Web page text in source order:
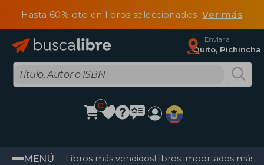
Hasta 60% dto en libros seleccionadosVer más
Enviar a
Quito, Pichincha
0
MENÚ Libros más vendidosLibros importados más